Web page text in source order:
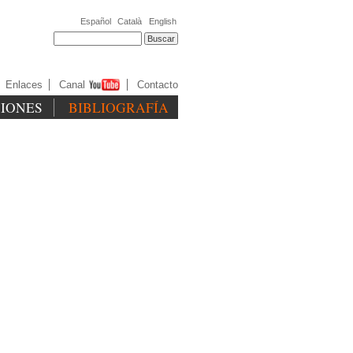
Español Català English
Enlaces Canal Contacto
BIBLIOGRAFÍA